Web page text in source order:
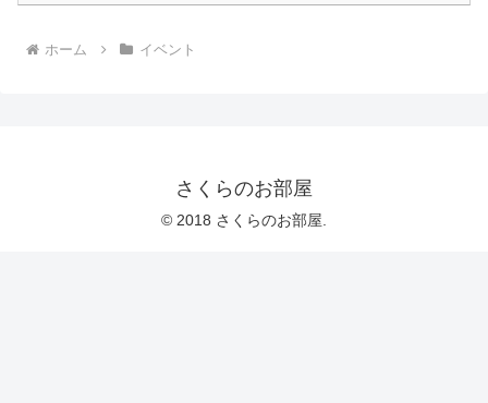
ホーム イベント
さくらのお部屋
© 2018 さくらのお部屋.